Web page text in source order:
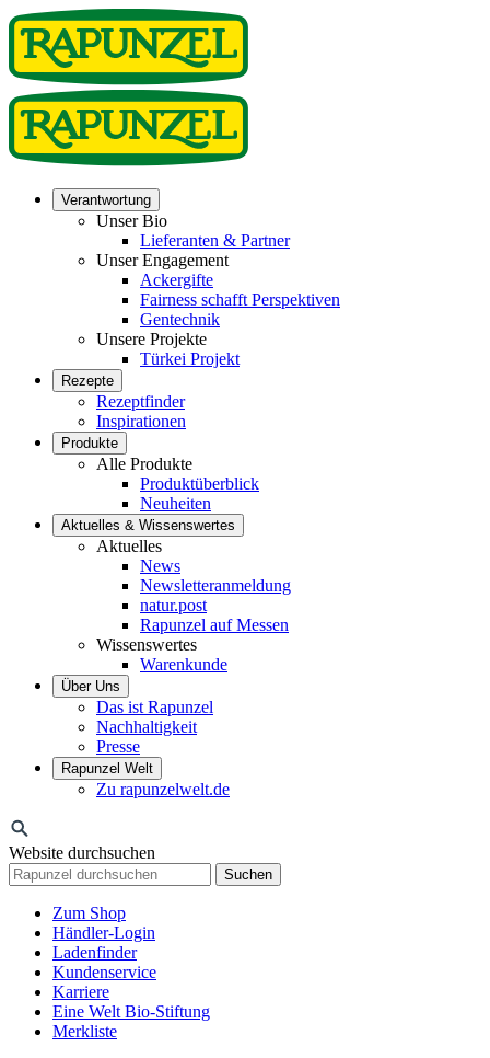
Verantwortung
Unser Bio
Lieferanten & Partner
Unser Engagement
Ackergifte
Fairness schafft Perspektiven
Gentechnik
Unsere Projekte
Türkei Projekt
Rezepte
Rezeptfinder
Inspirationen
Produkte
Alle Produkte
Produktüberblick
Neuheiten
Aktuelles & Wissenswertes
Aktuelles
News
Newsletteranmeldung
natur.post
Rapunzel auf Messen
Wissenswertes
Warenkunde
Über Uns
Das ist Rapunzel
Nachhaltigkeit
Presse
Rapunzel Welt
Zu rapunzelwelt.de
Website durchsuchen
Suchen
Zum Shop
Händler-Login
Ladenfinder
Kundenservice
Karriere
Eine Welt Bio-Stiftung
Merkliste